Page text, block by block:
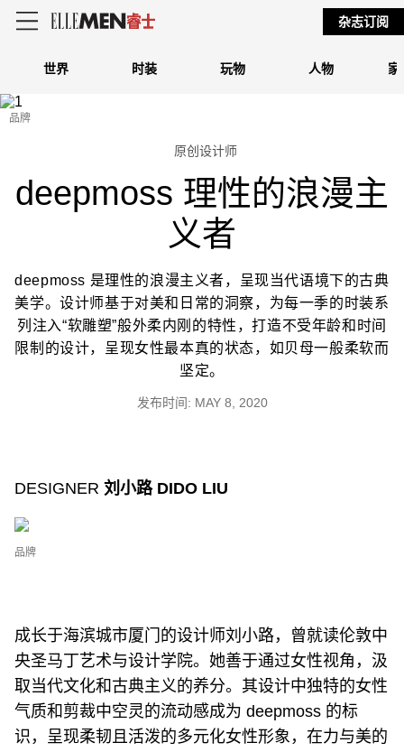
世界 时装 玩物 人物 家
杂志订阅
品牌
原创设计师
deepmoss 理性的浪漫主
义者
deepmoss 是理性的浪漫主义者，呈现当代语境下的古典
美学。设计师基于对美和日常的洞察，为每一季的时装系
列注入“软雕塑”般外柔内刚的特性，打造不受年龄和时间
限制的设计，呈现女性最本真的状态，如贝母一般柔软而
坚定。
发布时间: MAY 8, 2020
DESIGNER 刘小路 DIDO LIU
品牌
成长于海滨城市厦门的设计师刘小路，曾就读伦敦中
央圣马丁艺术与设计学院。她善于通过女性视角，汲
取当代文化和古典主义的养分。其设计中独特的女性
气质和剪裁中空灵的流动感成为 deepmoss 的标
识，呈现柔韧且活泼的多元化女性形象，在力与美的